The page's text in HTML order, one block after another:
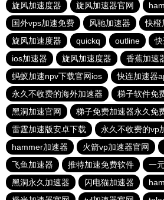
旋风加速度器
旋风加速器官网
国外vps加速免费
风驰加速器
快橙
旋风加速度器
quickq outline
ios加速器
旋风加速度器 香蕉加速
蚂蚁加速npv下载官网ios
快连加速器
永久不收费的海外加速器
梯子软件免
黑洞加速官网
梯子免费加速器永久免
雷霆加速版安卓下载
永久不收费的vp
hammer加速器
火箭vp加速器官网
飞鱼加速器
推特加速免费软件 一
黑洞永久加速器
闪电猫加速器